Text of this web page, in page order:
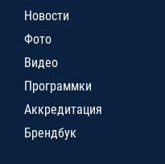
Новости
Фото
Видео
Программки
Аккредитация
Брендбук